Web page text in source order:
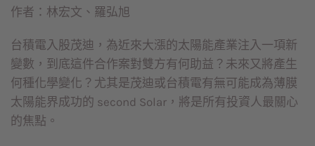
作者：林宏文、羅弘旭
台積電入股茂迪，為近來大漲的太陽能產業注入一項新
變數，到底這件合作案對雙方有何助益？未來又將產生
何種化學變化？尤其是茂迪或台積電有無可能成為薄膜
太陽能界成功的 second Solar，將是所有投資人最關心
的焦點。